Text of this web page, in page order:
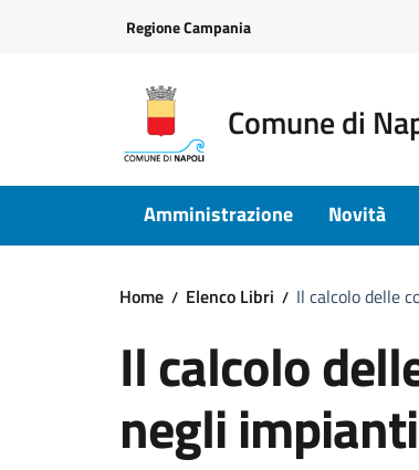
Regione Campania
Comune di
Amministrazione Novità
Home Elenco Libri Il calcolo delle
Il calcolo
negli